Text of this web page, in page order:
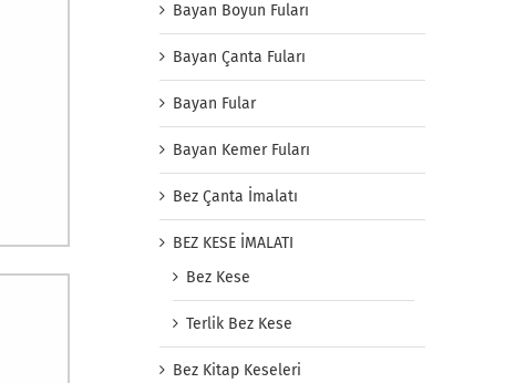
Bayan Boyun Fuları
Bayan Çanta Fuları
Bayan Fular
Bayan Kemer Fuları
Bez Çanta İmalatı
BEZ KESE İMALATI
Bez Kese
Terlik Bez Kese
Bez Kitap Keseleri